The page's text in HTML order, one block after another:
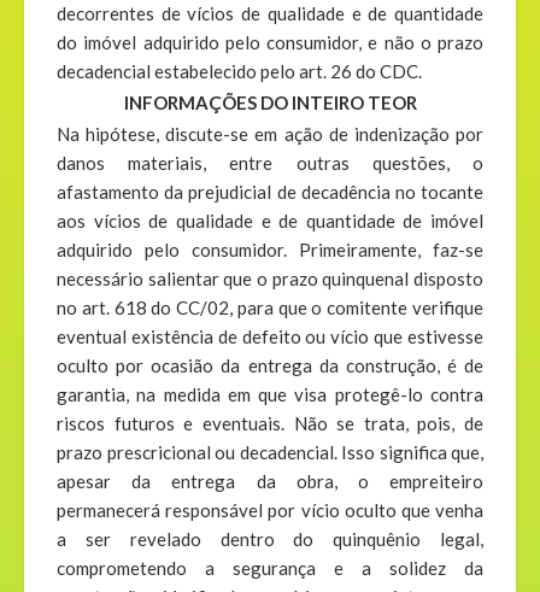
decorrentes de vícios de qualidade e de quantidade
do imóvel adquirido pelo consumidor, e não o prazo
decadencial estabelecido pelo art. 26 do CDC.
INFORMAÇÕES DO INTEIRO TEOR
Na hipótese, discute-se em ação de indenização por
danos materiais, entre outras questões, o
afastamento da prejudicial de decadência no tocante
aos vícios de qualidade e de quantidade de imóvel
adquirido pelo consumidor. Primeiramente, faz-se
necessário salientar que o prazo quinquenal disposto
no art. 618 do CC/02, para que o comitente verifique
eventual existência de defeito ou vício que estivesse
oculto por ocasião da entrega da construção, é de
garantia, na medida em que visa protegê-lo contra
riscos futuros e eventuais. Não se trata, pois, de
prazo prescricional ou decadencial. Isso significa que,
apesar da entrega da obra, o empreiteiro
permanecerá responsável por vício oculto que venha
a ser revelado dentro do quinquênio legal,
comprometendo a segurança e a solidez da